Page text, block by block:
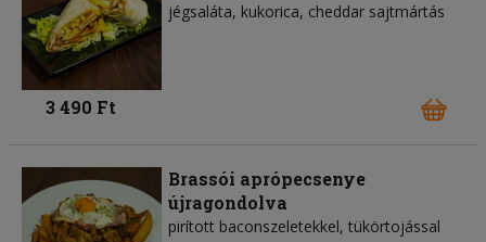
jégsaláta kukorica cheddar sajtmártás
3 490 Ft
Brassói aprópecsenye
újragondolva
pirított baconszeletekkel, tükörtojással